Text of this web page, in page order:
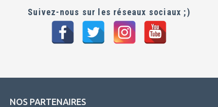
Suivez-nous sur les réseaux sociaux ;)
NOS PARTENAIRES